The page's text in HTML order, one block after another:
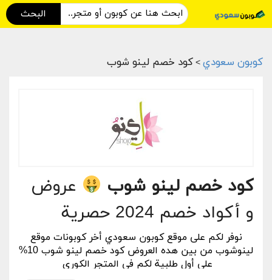
البحث
كوبون سعودي > كود خصم لينو شوب
كود خصم لينو شوب
عروض
و أكواد خصم 2024 حصرية
نوفر لكم على موقع كوبون سعودي أخر كوبونات موقع
لينوشوب من بين هده العروض كود خصم لينو شوب 10%
على أول طلبية لكم في المتجر الكوري